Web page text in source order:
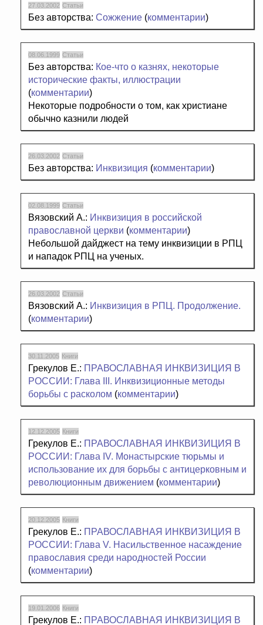
27.03.2002 Статьи
Без авторства: Cожжение (комментарии)
08.06.1999 Статьи
Без авторства: Кое-что о казнях, некоторые
исторические факты, иллюстрации
(комментарии)
Некоторые подробности о том, как христиане
обычно казнили людей
26.03.2002 Статьи
Без авторства: Инквизиция (комментарии)
02.08.1999 Статьи
Вязовский А.: Инквизиция в российской
православной церкви (комментарии)
Небольшой дайджест на тему инквизиции в РПЦ
и нападок РПЦ на ученых.
26.03.2002 Статьи
Вязовский А.: Инквизиция в РПЦ. Продолжение.
(комментарии)
30.11.2005 Книги
Грекулов Е.: ПРАВОСЛАВНАЯ ИНКВИЗИЦИЯ В
РОССИИ: Глава III. Инквизиционные методы
борьбы с расколом (комментарии)
12.12.2005 Книги
Грекулов Е.: ПРАВОСЛАВНАЯ ИНКВИЗИЦИЯ В
РОССИИ: Глава IV. Монастырские тюрьмы и
использование их для борьбы с антицерковным и
революционным движением (комментарии)
20.12.2005 Книги
Грекулов Е.: ПРАВОСЛАВНАЯ ИНКВИЗИЦИЯ В
РОССИИ: Глава V. Насильственное насаждение
православия среди народностей России
(комментарии)
19.01.2006 Книги
Грекулов Е.: ПРАВОСЛАВНАЯ ИНКВИЗИЦИЯ В